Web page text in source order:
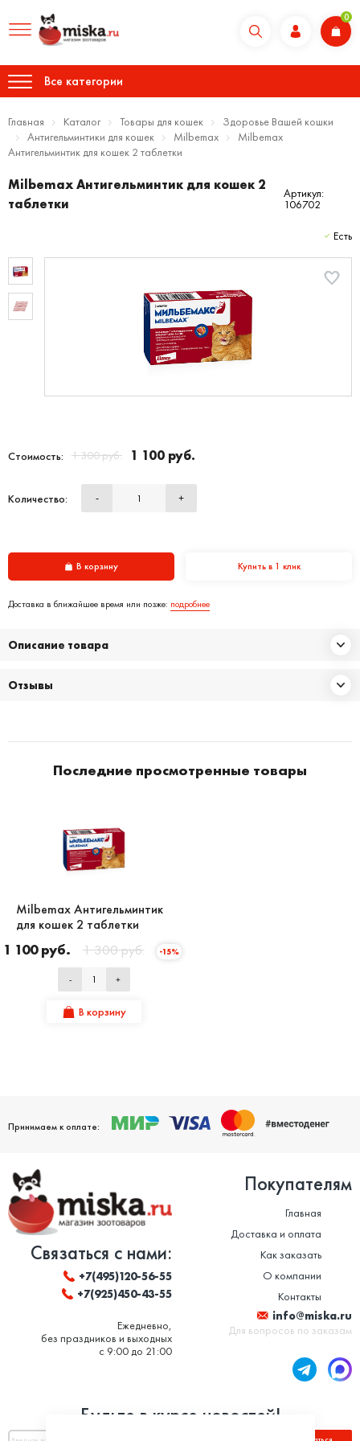
0
Все категории
Главная Каталог Товары для кошек
Здоровье Вашей кошки
Антигельминтики для кошек
Milbemax
Milbemax
Антигельминтик для кошек 2 таблетки
Milbemax Антигельминтик для кошек 2
таблетки
Артикул:
106702
Есть
Стоимость: 1 300 руб. 1 100 руб.
Количество: - +
В корзину Купить в 1 клик
Доставка в ближайшее время или позже: подробнее
Описание товара
Отзывы
Последние просмотренные товары
Milbemax Антигельминтик
для кошек 2 таблетки
1 100 руб. 1 300 руб. -15%
- +
В корзину
Принимаем к оплате:
Связаться с нами:
+7(495)120-56-55
+7(925)450-43-55
Ежедневно,
без праздников и выходных
с 9:00 до 21:00
Покупателям
Главная
Доставка и оплата
Как заказать
О компании
Контакты
info@miska.ru
Для вопросов по заказам
Будьте в курсе новостей!